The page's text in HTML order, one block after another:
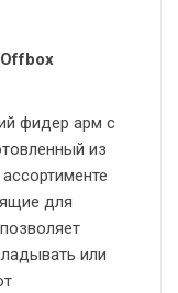
фидер арм с
из
для
или